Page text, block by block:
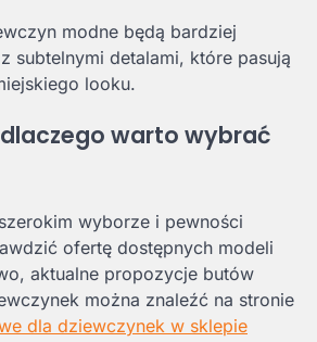
modne będą bardziej
subtelnymi detalami, które pasują
looku.
warto wybrać
wyborze i pewności
ofertę dostępnych modeli
aktualne propozycje butów
można znaleźć na stronie
dla dziewczynek w sklepie